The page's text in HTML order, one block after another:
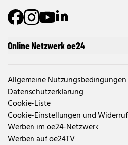
Online Netzwerk oe24
Allgemeine Nutzungsbedingungen
Datenschutzerklärung
Cookie-Liste
Cookie-Einstellungen und Widerruf
Werben im oe24-Netzwerk
Werben auf oe24TV